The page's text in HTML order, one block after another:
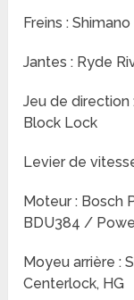
Freins :
Jantes : Ryde
Jeu de
Block Lock
Levier de
Moteur : Bosch
BDU384 /
Moyeu arrière :
Centerlock, HG